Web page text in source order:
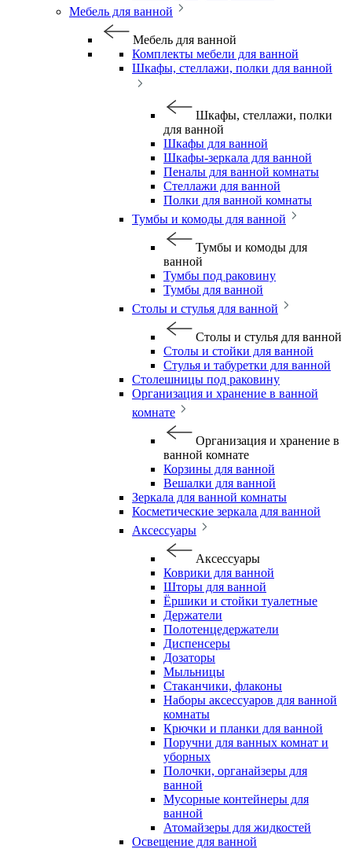
Мебель для ванной
Мебель для ванной
Комплекты мебели для ванной
Шкафы, стеллажи, полки для ванной
Шкафы, стеллажи, полки
для ванной
Шкафы для ванной
Шкафы-зеркала для ванной
Пеналы для ванной комнаты
Стеллажи для ванной
Полки для ванной комнаты
Тумбы и комоды для ванной
Тумбы и комоды для
ванной
Тумбы под раковину
Тумбы для ванной
Столы и стулья для ванной
Столы и стулья для ванной
Столы и стойки для ванной
Стулья и табуретки для ванной
Столешницы под раковину
Организация и хранение в ванной
комнате
Организация и хранение в
ванной комнате
Корзины для ванной
Вешалки для ванной
Зеркала для ванной комнаты
Косметические зеркала для ванной
Аксессуары
Аксессуары
Коврики для ванной
Шторы для ванной
Ёршики и стойки туалетные
Держатели
Полотенцедержатели
Диспенсеры
Дозаторы
Мыльницы
Стаканчики, флаконы
Наборы аксессуаров для ванной
комнаты
Крючки и планки для ванной
Поручни для ванных комнат и
уборных
Полочки, органайзеры для
ванной
Мусорные контейнеры для
ванной
Атомайзеры для жидкостей
Освещение для ванной